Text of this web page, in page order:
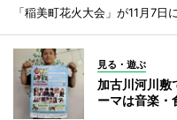
「稲美町花火大会」が11月7日
見る・遊ぶ
加古川河川
ーマは音楽・